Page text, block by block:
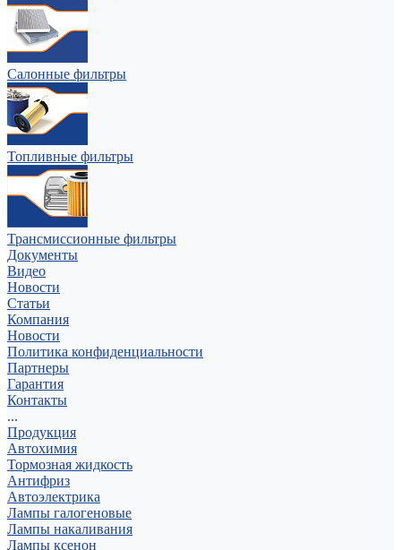
Салонные фильтры
Топливные фильтры
Трансмиссионные фильтры
Документы
Видео
Новости
Статьи
Компания
Новости
Политика конфиденциальности
Партнеры
Гарантия
Контакты
...
Продукция
Автохимия
Тормозная жидкость
Антифриз
Автоэлектрика
Лампы галогеновые
Лампы накаливания
Лампы ксенон